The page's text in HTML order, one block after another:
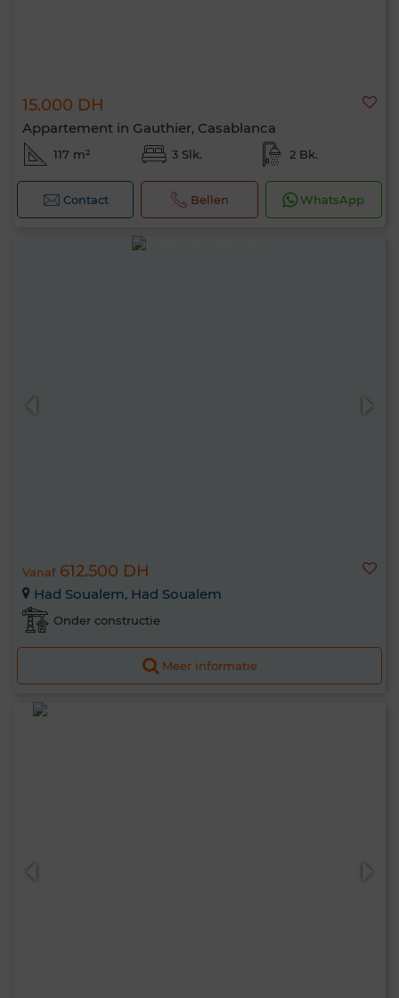
15.000 DH
Appartement in Gauthier, Casablanca
117 m² 3 Slk. 2 Bk.
Contact Bellen WhatsApp
Vanaf 612.500 DH
Had Soualem, Had Soualem
Onder constructie
Meer informatie